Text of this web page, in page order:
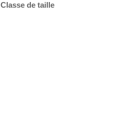
Classe de taille